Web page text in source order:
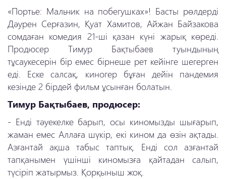
«Портье: Мальчик на побегушках»! Басты рөлдерді
Дәурен Серғазин, Қуат Хамитов, Айжан Байзакова
сомдаған комедия 21-ші қазан күні жарық көреді.
Продюсер Тимур Бақтыбаев туындының
тұсаукесерін бір емес бірнеше рет кейінге шегерген
еді. Еске салсақ, киногер бұған дейін пандемия
кезінде 2 бірдей фильм ұсынған болатын.
Тимур Бақтыбаев, продюсер:
- Енді тәуекелке барып, осы киномызды шығарып,
жаман емес Аллаға шүкір, екі кином да өзін ақтады.
Азғантай ақша табыс таптық. Енді сол азғантай
тапқанымен үшінші киномызға қайтадан салып,
түсіріп жатырмыз. Қорқыныш жоқ.